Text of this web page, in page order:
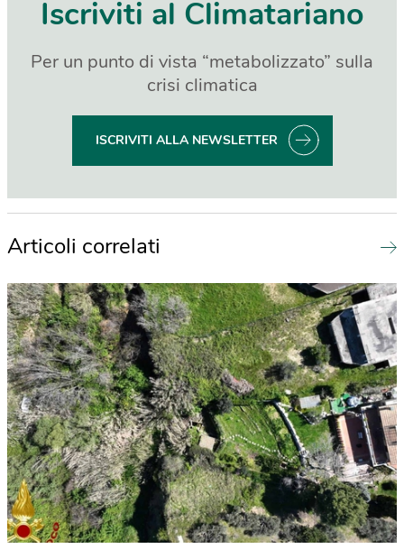
Iscriviti al Climatariano
Per un punto di vista “metabolizzato” sulla
crisi climatica
ISCRIVITI ALLA NEWSLETTER
Articoli correlati